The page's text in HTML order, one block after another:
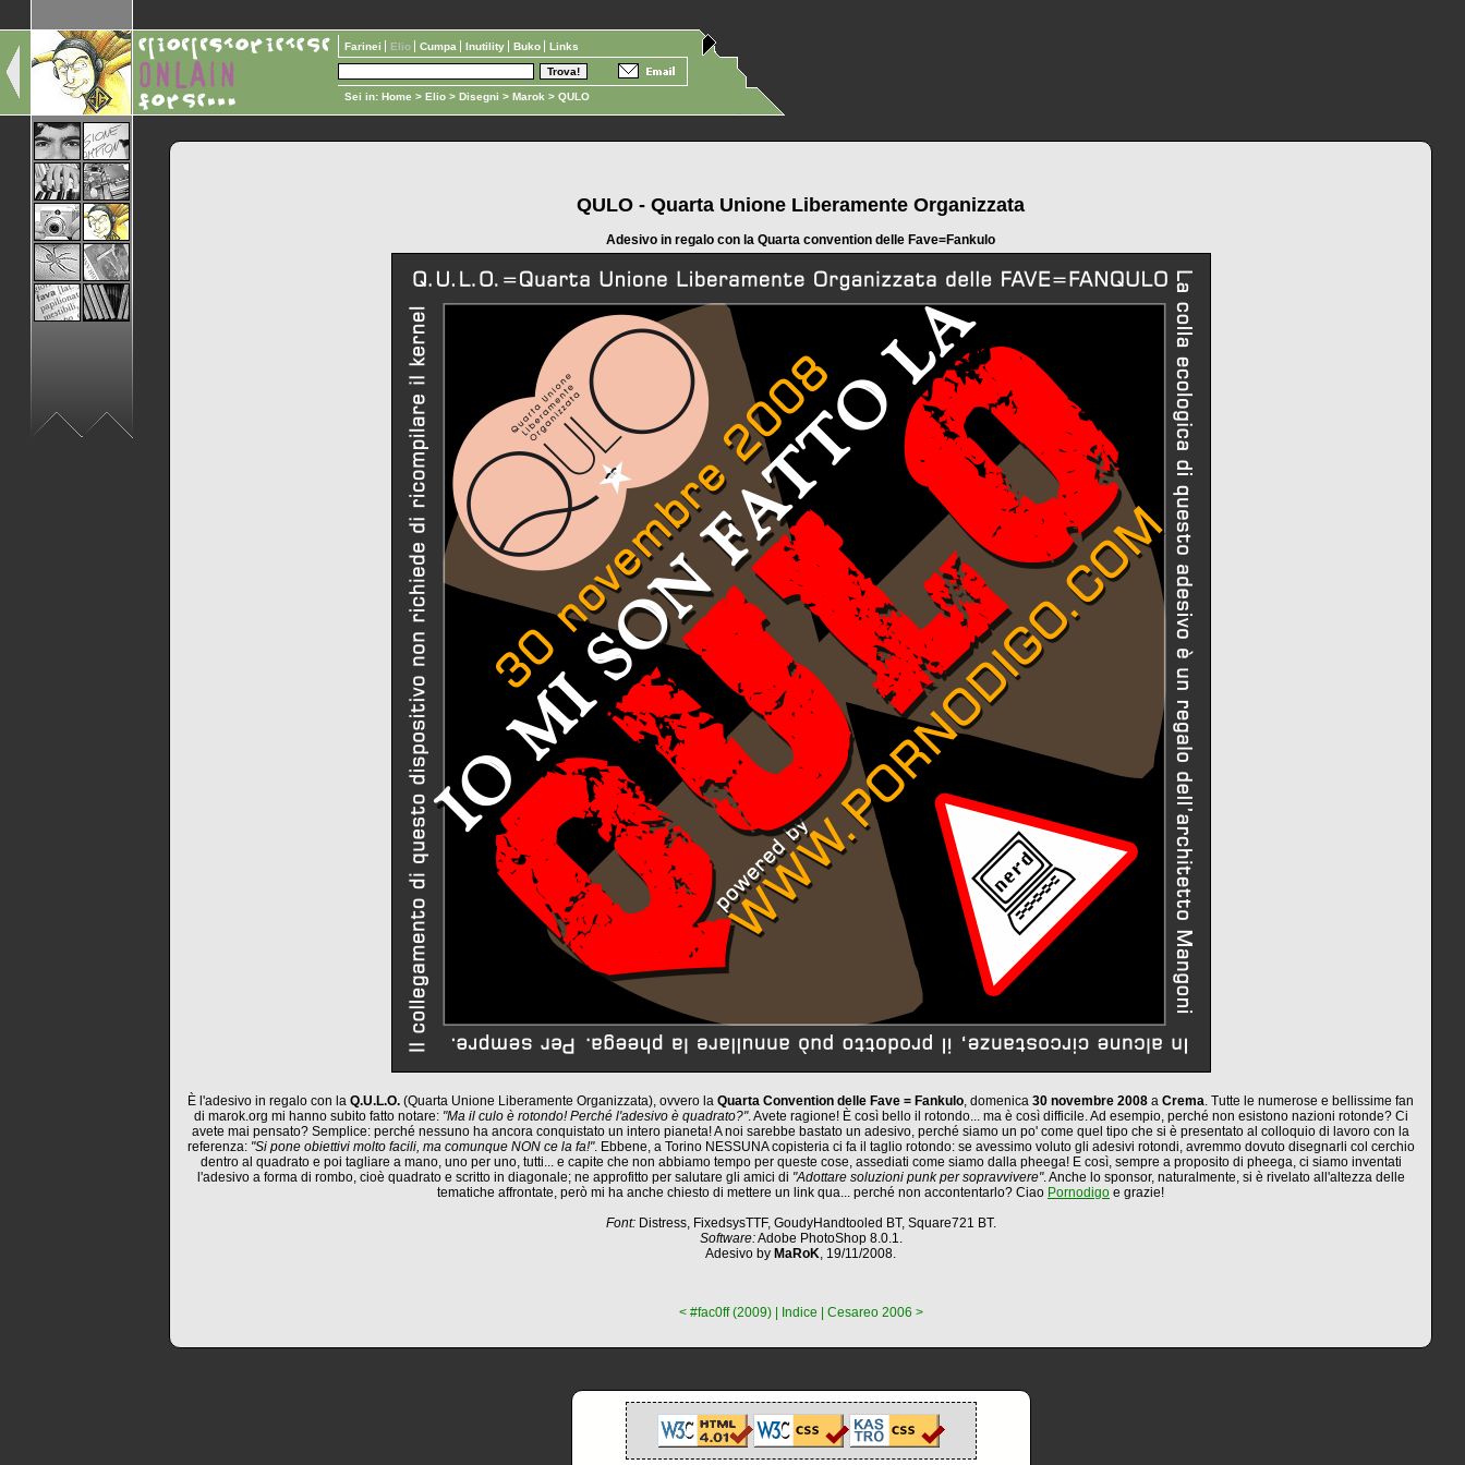
Sei in: Home > Elio > Disegni > Marok > QULO
Farinei Elio Cumpa Inutility Buko Links
QULO - Quarta Unione Liberamente Organizzata
Adesivo in regalo con la Quarta convention delle Fave=Fankulo
È l'adesivo in regalo con la Q.U.L.O. (Quarta Unione Liberamente Organizzata), ovvero la Quarta Convention delle Fave = Fankulo, domenica 30 novembre 2008 a Crema. Tutte le numerose e bellissime fan
di marok.org mi hanno subito fatto notare: "Ma il culo è rotondo! Perché l'adesivo è quadrato?". Avete ragione! È così bello il rotondo... ma è così difficile. Ad esempio, perché non esistono nazioni rotonde? Ci
avete mai pensato? Semplice: perché nessuno ha ancora conquistato un intero pianeta! A noi sarebbe bastato un adesivo, perché siamo un po' come quel tipo che si è presentato al colloquio di lavoro con la
referenza: "Si pone obiettivi molto facili, ma comunque NON ce la fa!". Ebbene, a Torino NESSUNA copisteria ci fa il taglio rotondo: se avessimo voluto gli adesivi rotondi, avremmo dovuto disegnarli col cerchio
dentro al quadrato e poi tagliare a mano, uno per uno, tutti... e capite che non abbiamo tempo per queste cose, assediati come siamo dalla pheega! E così, sempre a proposito di pheega, ci siamo inventati
l'adesivo a forma di rombo, cioè quadrato e scritto in diagonale; ne approfitto per salutare gli amici di "Adottare soluzioni punk per sopravvivere". Anche lo sponsor, naturalmente, si è rivelato all'altezza delle
tematiche affrontate, però mi ha anche chiesto di mettere un link qua... perché non accontentarlo? Ciao Pornodigo e grazie!
Font:Distress, FixedsysTTF, GoudyHandtooled BT, Square721 BT.
Software:Adobe PhotoShop 8.0.1.
Adesivo by MaRoK, 19/11/2008.
< #fac0ff (2009)| Indice Cesareo 2006 >